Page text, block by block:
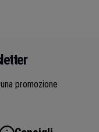
promozione